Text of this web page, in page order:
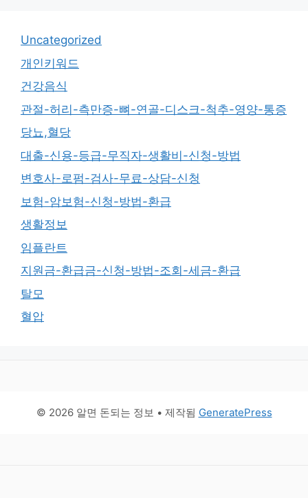
Uncategorized
개인키워드
건강음식
관절-허리-측만증-뼈-연골-디스크-척추-영양-통증
당뇨,혈당
대출-신용-등급-무직자-생활비-신청-방법
변호사-로펌-검사-무료-상담-신청
보험-암보험-신청-방법-환급
생활정보
임플란트
지원금-환급금-신청-방법-조회-세금-환급
탈모
혈압
© 2026 알면 돈되는 정보 • 제작됨 GeneratePress